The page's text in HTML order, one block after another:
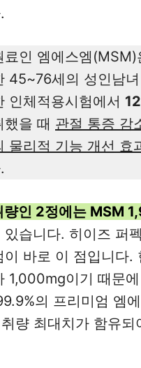
료인 엠에스엠(MSM)
45~76세의 성인남
인체적용시험에서
했을 때 관절 통증 감
물리적 기능 개선 효
량인 2정에는 MSM
있습니다. 히이즈 퍼
이 바로 이 점입니다.
1,000mg이기 때문
의 프리미엄 엠
량 최대치가 함유되